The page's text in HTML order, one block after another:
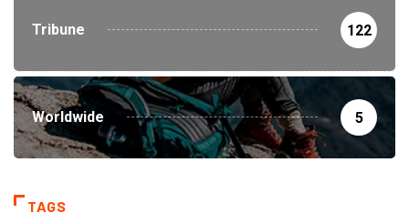
Tribune 122
Worldwide 5
TAGS